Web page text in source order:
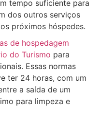
tempo suficiente para
dos outros serviços
próximos hóspedes.
de hospedagem
do Turismo para
Essas normas
ter 24 horas, com um
a saída de um
para limpeza e